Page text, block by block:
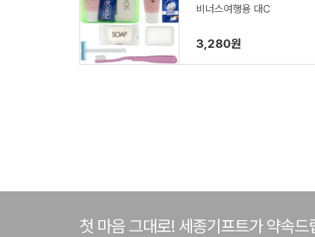
비너스여행용 대C
3,280원
첫 마음 그대로! 세종기프트가 약속드